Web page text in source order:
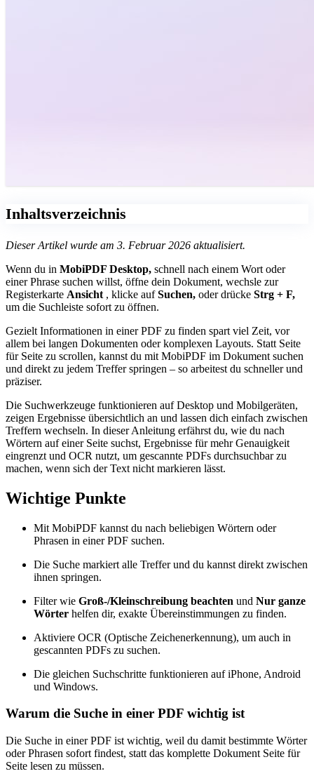
Inhaltsverzeichnis
Dieser Artikel wurde am 3. Februar 2026 aktualisiert.
Wenn du in MobiPDF Desktop, schnell nach einem Wort oder
einer Phrase suchen willst, öffne dein Dokument, wechsle zur
Registerkarte Ansicht , klicke aufSuchen, oder drücke Strg + F,
um die Suchleiste sofort zu öffnen.
Gezielt Informationen in einer PDF zu finden spart viel Zeit, vor
allem bei langen Dokumenten oder komplexen Layouts. Statt Seite
für Seite zu scrollen, kannst du mit MobiPDF im Dokument suchen
und direkt zu jedem Treffer springen – so arbeitest du schneller und
präziser.
Die Suchwerkzeuge funktionieren auf Desktop und Mobilgeräten,
zeigen Ergebnisse übersichtlich an und lassen dich einfach zwischen
Treffern wechseln. In dieser Anleitung erfährst du, wie du nach
Wörtern auf einer Seite suchst, Ergebnisse für mehr Genauigkeit
eingrenzt und OCR nutzt, um gescannte PDFs durchsuchbar zu
machen, wenn sich der Text nicht markieren lässt.
Wichtige Punkte
Mit MobiPDF kannst du nach beliebigen Wörtern oder
Phrasen in einer PDF suchen.
Die Suche markiert alle Treffer und du kannst direkt zwischen
ihnen springen.
Filter wie Groß-/Kleinschreibung beachten und Nur ganze
Wörter helfen dir, exakte Übereinstimmungen zu finden.
Aktiviere OCR (Optische Zeichenerkennung), um auch in
gescannten PDFs zu suchen.
Die gleichen Suchschritte funktionieren auf iPhone, Android
und Windows.
Warum die Suche in einer PDF wichtig ist
Die Suche in einer PDF ist wichtig, weil du damit bestimmte Wörter
oder Phrasen sofort findest, statt das komplette Dokument Seite für
Seite lesen zu müssen.